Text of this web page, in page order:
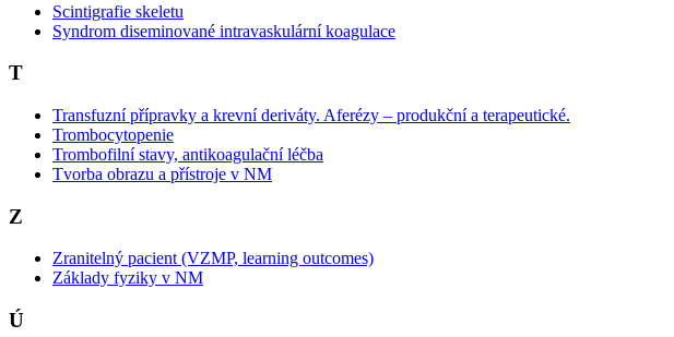
Scintigrafie skeletu
Syndrom diseminované intravaskulární koagulace
T
Transfuzní přípravky a krevní deriváty. Aferézy – produkční a terapeutické.
Trombocytopenie
Trombofilní stavy, antikoagulační léčba
Tvorba obrazu a přístroje v NM
Z
Zranitelný pacient (VZMP, learning outcomes)
Základy fyziky v NM
Ú